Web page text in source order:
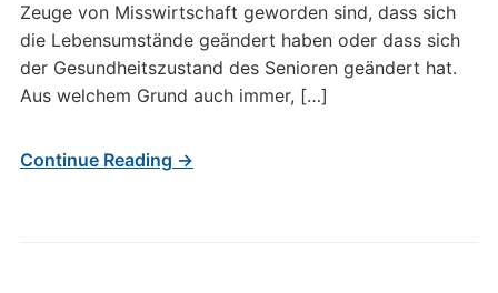
Zeuge von Misswirtschaft geworden sind, dass sich
die Lebensumstände geändert haben oder dass sich
der Gesundheitszustand des Senioren geändert hat.
Aus welchem Grund auch immer, […]
Continue Reading →